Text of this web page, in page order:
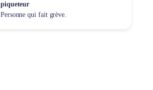
piqueteur
Personne qui fait grève.